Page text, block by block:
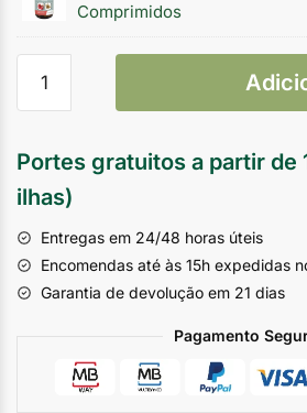
Comprimidos
Portes gratuitos a partir de
ilhas)
Entregas em 24/48 horas úteis
Encomendas até às 15h expedidas
Garantia de devolução em 21 dias
Pagamento